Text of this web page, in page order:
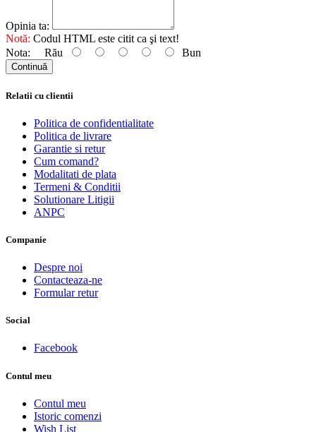
Opinia ta:
Notă: Codul HTML este citit ca şi text!
Nota: Rău Bun
Continuă
Relatii cu clientii
Politica de confidentialitate
Politica de livrare
Garantie si retur
Cum comand?
Modalitati de plata
Termeni & Conditii
Solutionare Litigii
ANPC
Companie
Despre noi
Contacteaza-ne
Formular retur
Social
Facebook
Contul meu
Contul meu
Istoric comenzi
Wish List